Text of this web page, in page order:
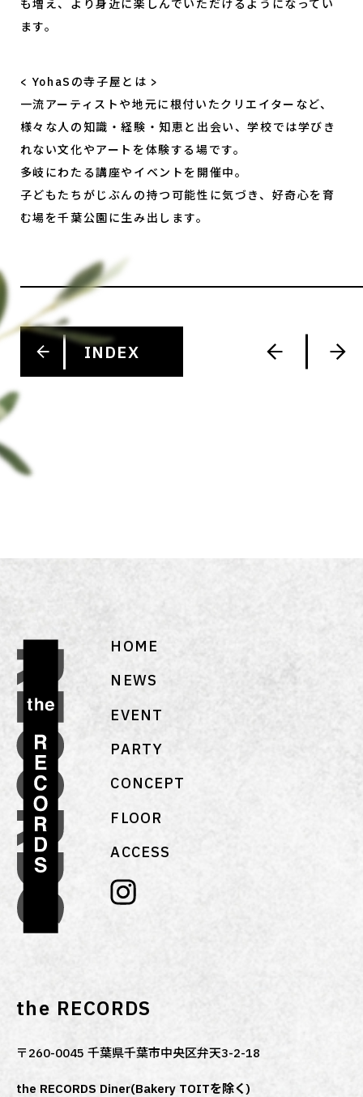
も増え、より身近に楽しんでいただけるようになってい
ます。
< YohaSの寺子屋とは >
一流アーティストや地元に根付いたクリエイターなど、
様々な人の知識・経験・知恵と出会い、学校では学びき
れない文化やアートを体験する場です。
多岐にわたる講座やイベントを開催中。
子どもたちがじぶんの持つ可能性に気づき、好奇心を育
む場を千葉公園に生み出します。
INDEX
HOME
NEWS
EVENT
PARTY
CONCEPT
FLOOR
ACCESS
the RECORDS
〒260-0045 千葉県千葉市中央区弁天3-2-18
the RECORDS Diner(Bakery TOITを除く)